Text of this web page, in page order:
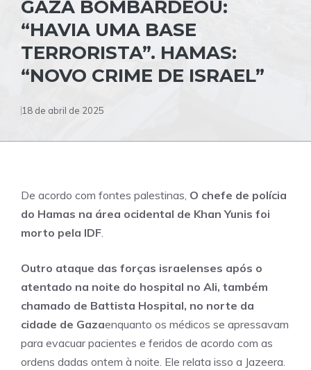
GAZA BOMBARDEOU:
“HAVIA UMA BASE
TERRORISTA”. HAMAS:
“NOVO CRIME DE ISRAEL”
18 de abril de 2025
De acordo com fontes palestinas, O chefe de polícia
do Hamas na área ocidental de Khan Yunis foi
morto pela IDF.
Outro ataque das forças israelenses após o
atentado na noite do hospital no Ali, também
chamado de Battista Hospital, no norte da
cidade de Gazaenquanto os médicos se apressavam
para evacuar pacientes e feridos de acordo com as
ordens dadas ontem à noite. Ele relata isso a Jazeera.